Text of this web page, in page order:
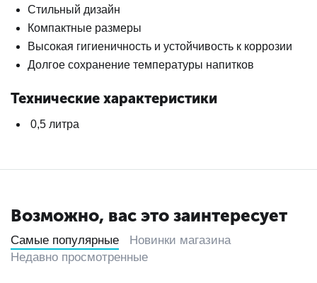
Стильный дизайн
Компактные размеры
Высокая гигиеничность и устойчивость к коррозии
Долгое сохранение температуры напитков
Технические характеристики
0,5 литра
Возможно, вас это заинтересует
Самые популярные
Новинки магазина
Недавно просмотренные